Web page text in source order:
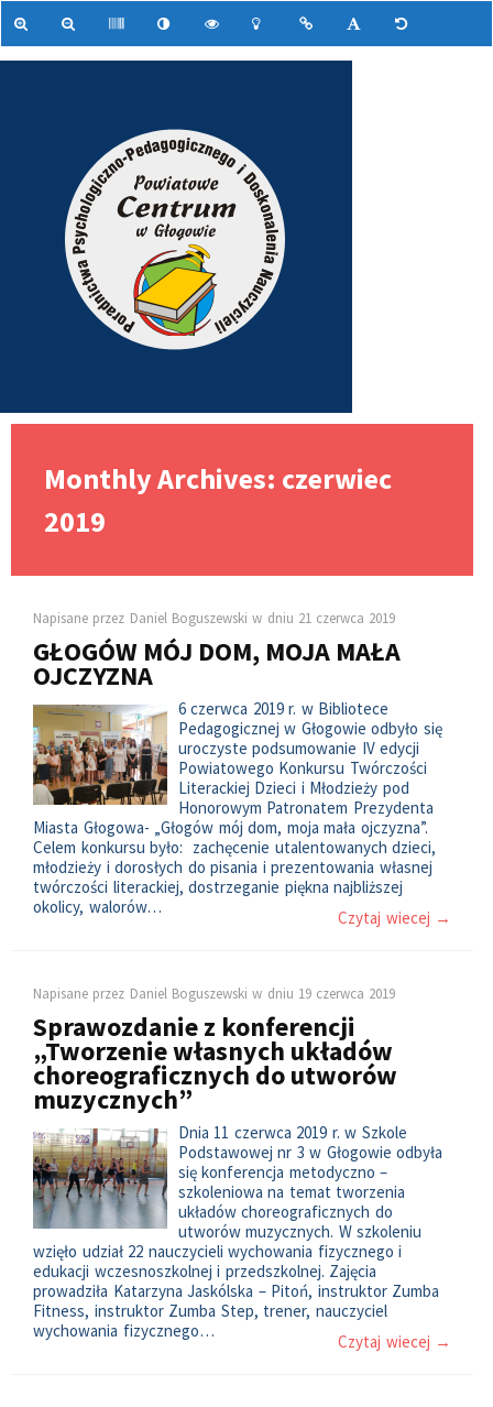
Monthly Archives: czerwiec
2019
Napisane przez Daniel Boguszewskiw dniu 21 czerwca 2019
GŁOGÓW MÓJ DOM, MOJA MAŁA
OJCZYZNA
6 czerwca 2019 r. w Bibliotece
Pedagogicznej w Głogowie odbyło się
uroczyste podsumowanie IV edycji
Powiatowego Konkursu Twórczości
Literackiej Dzieci i Młodzieży pod
Honorowym Patronatem Prezydenta
Miasta Głogowa- „Głogów mój dom, moja mała ojczyzna”.
Celem konkursu było: zachęcenie utalentowanych dzieci,
młodzieży i dorosłych do pisania i prezentowania własnej
twórczości literackiej, dostrzeganie piękna najbliższej
okolicy, walorów…
Czytaj wiecej →
Napisane przez Daniel Boguszewskiw dniu 19 czerwca 2019
Sprawozdanie z konferencji
„Tworzenie własnych układów
choreograficznych do utworów
muzycznych”
Dnia 11 czerwca 2019 r. w Szkole
Podstawowej nr 3 w Głogowie odbyła
się konferencja metodyczno –
szkoleniowa na temat tworzenia
układów choreograficznych do
utworów muzycznych. W szkoleniu
wzięło udział 22 nauczycieli wychowania fizycznego i
edukacji wczesnoszkolnej i przedszkolnej. Zajęcia
prowadziła Katarzyna Jaskólska – Pitoń, instruktor Zumba
Fitness, instruktor Zumba Step, trener, nauczyciel
wychowania fizycznego…
Czytaj wiecej →